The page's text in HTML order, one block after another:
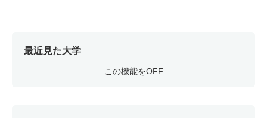
最近見た大学
この機能をOFF